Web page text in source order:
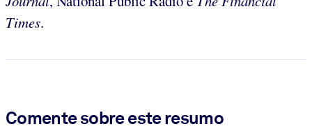
Times.
Comente sobre este resumo